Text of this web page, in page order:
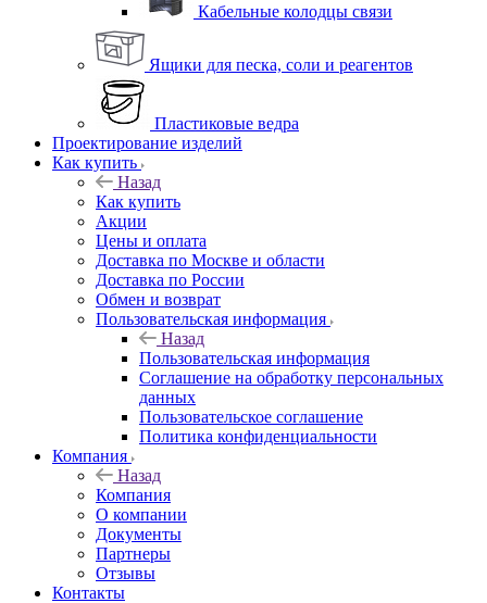
Кабельные колодцы связи
Ящики для песка, соли и реагентов
Пластиковые ведра
Проектирование изделий
Как купить
Назад
Как купить
Акции
Цены и оплата
Доставка по Москве и области
Доставка по России
Обмен и возврат
Пользовательская информация
Назад
Пользовательская информация
Соглашение на обработку персональных
данных
Пользовательское соглашение
Политика конфиденциальности
Компания
Назад
Компания
О компании
Документы
Партнеры
Отзывы
Контакты